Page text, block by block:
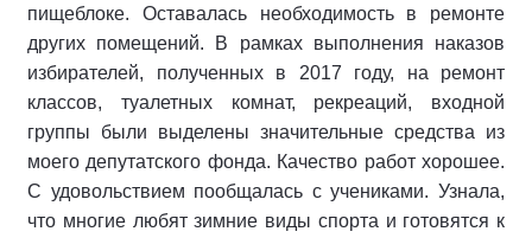
пищеблоке. Оставалась необходимость в ремонте
других помещений. В рамках выполнения наказов
избирателей, полученных в 2017 году, на ремонт
классов, туалетных комнат, рекреаций, входной
группы были выделены значительные средства из
моего депутатского фонда. Качество работ хорошее.
С удовольствием пообщалась с учениками. Узнала,
что многие любят зимние виды спорта и готовятся к